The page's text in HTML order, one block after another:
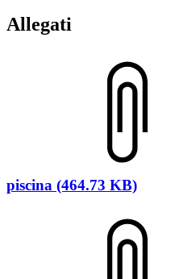
Allegati
piscina (464.73 KB)